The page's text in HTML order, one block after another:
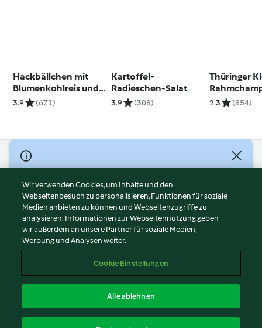
Hackbällchen mit
Blumenkohlreis und
Currysauce
3.9 (671)
Kartoffel-
Radieschen-Salat
3.9 (308)
Thüringer
(Thüringen)
2.3 (854)
© Copyright 2026
Nutzungsbedingungen
Datenschutzrichtlinien
Disclaimer
Impressum
Cookies
Abo kündigen
Erklärung zur Barrierefreiheit
Wir verwenden Cookies, um Inhalte und den
Webseitenbesuch zu personalisieren, Funktionen für soziale
Medien anbieten zu können und Webseitenzugriffe zu
analysieren. Informationen zur Webseitennutzung geben
wir außerdem an unsere Partner für soziale Medien,
Werbung und Analysen weiter.
Cookie Einstellungen
Alle ablehnen